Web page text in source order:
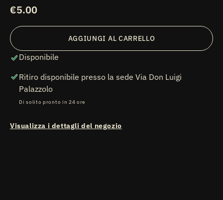
Prezzo
listino
€5.00
AGGIUNGI AL CARRELLO
Disponibile
Ritiro disponibile presso la sede Via Don Luigi
Palazzolo
Di solito pronto in 24 ore
Visualizza i dettagli del negozio